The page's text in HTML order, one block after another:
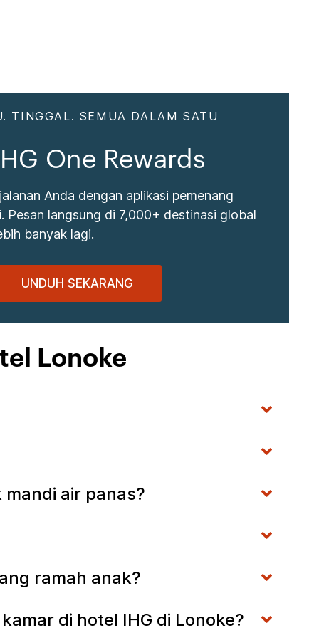
TINGGAL. SEMUA DALAM SATU
One Rewards
Anda dengan aplikasi pemenang
Pesan langsung di 7,000+ destinasi global
banyak lagi.
UNDUH SEKARANG
Lonoke
air panas?
ramah anak?
di hotel IHG di Lonoke?